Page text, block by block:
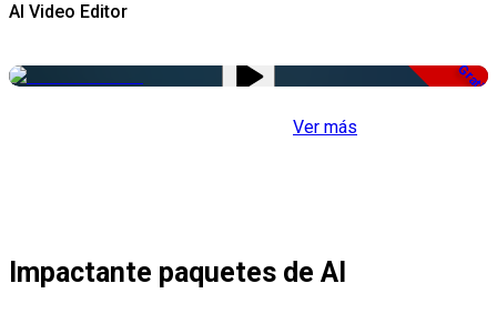
AI Video Editor
Gratis
Ver más
Impactante paquetes de AI